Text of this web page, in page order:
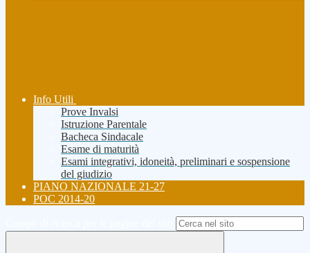
Info Utili
Prove Invalsi
Istruzione Parentale
Bacheca Sindacale
Esame di maturità
Esami integrativi, idoneità, preliminari e sospensione
del giudizio
PIANO NAZIONALE 21-27
POC 2014-20